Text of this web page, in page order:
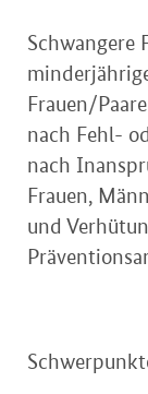
Schwangere
Frauen/
nach Fehl-
nach
Frauen,
und